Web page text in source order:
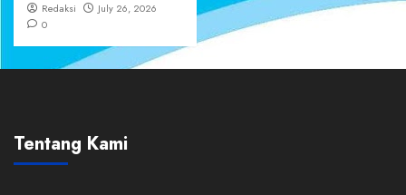
Redaksi
July 26, 2026
0
Tentang Kami